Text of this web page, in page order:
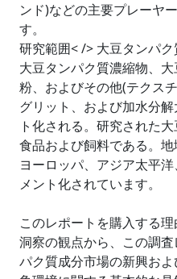
ンド)などの主要プレーヤ
す。
研究範囲< /> 大豆タンパク
大豆タンパク質濃縮物、
粉、およびその他(テクス
グリット、および加水分
ト化される。研究された
食品および飼料である。地
ヨーロッパ、アジア太平
メント化されています。
このレポートを購入する理
洞察の観点から、この調
パク質成分市場の新興お